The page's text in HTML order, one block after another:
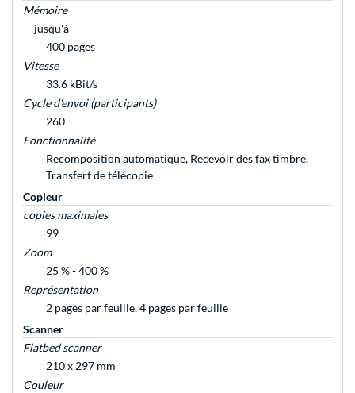
Mémoire
jusqu'à
400 pages
Vitesse
33.6 kBit/s
Cycle d'envoi (participants)
260
Fonctionnalité
Recomposition automatique, Recevoir des fax timbre,
Transfert de télécopie
Copieur
copies maximales
99
Zoom
25 % - 400 %
Représentation
2 pages par feuille, 4 pages par feuille
Scanner
Flatbed scanner
210 x 297 mm
Couleur